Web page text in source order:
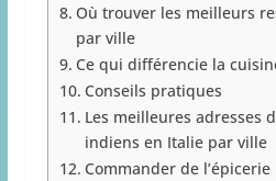
Où trouver les meilleurs
par ville
Ce qui différencie la
Conseils pratiques
Les meilleures adresses
indiens en Italie par ville
Commander de